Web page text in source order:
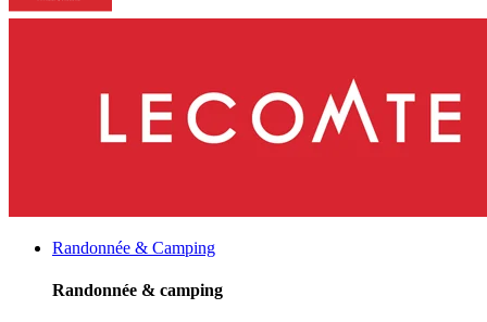
Randonnée & Camping
Randonnée & camping